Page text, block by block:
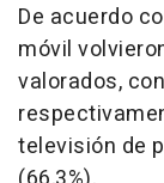
De acuerdo
móvil
valorados,
televisión de